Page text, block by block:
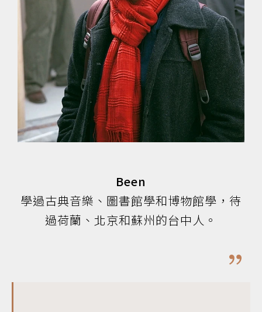
Been
學過古典音樂、圖書館學和博物館學，待
過荷蘭、北京和蘇州的台中人。